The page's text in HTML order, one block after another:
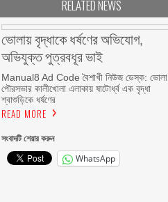
RELATED NEWS
ভোলায় বৃদ্ধাকে ধর্ষণের অভিযোগ,
অভিযুক্ত পুত্রবধূর ভাই
Manual8 Ad Code বৈশাখী নিউজ ডেস্ক: ভোলা
পৌরসভার কালীখোলা এলাকায় ষাটোর্ধ্ব এক বৃদ্ধা
শ্বাশুড়িকে ধর্ষণের
READ MORE
সংবাদটি শেয়ার করুন
WhatsApp